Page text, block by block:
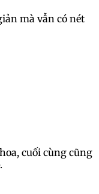
mà vẫn có nét
cuối cùng cũng